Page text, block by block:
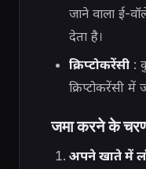
जाने वाला ई-
देता है।
क्रिप्टोकरेंसी:
क्रिप्टोकरेंसी
जमा करने के
अपने खाते में